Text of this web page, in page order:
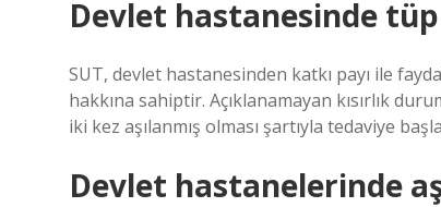
Devlet hastanesinde tüp
SUT, devlet hastanesinden katkı payı ile
hakkına sahiptir. Açıklanamayan kısırlık
iki kez aşılanmış olması şartıyla tedaviye
Devlet hastanelerinde